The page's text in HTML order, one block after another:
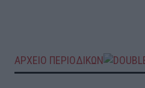
ΑΡΧΕΙΟ ΠΕΡΙΟΔΙΚΩΝ